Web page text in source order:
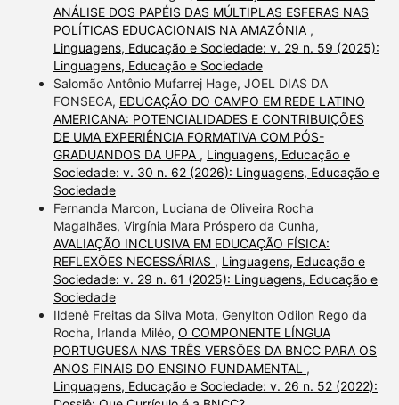
ANÁLISE DOS PAPÉIS DAS MÚLTIPLAS ESFERAS NAS
POLÍTICAS EDUCACIONAIS NA AMAZÔNIA ,
Linguagens, Educação e Sociedade: v. 29 n. 59 (2025):
Linguagens, Educação e Sociedade
Salomão Antônio Mufarrej Hage, JOEL DIAS DA
FONSECA, EDUCAÇÃO DO CAMPO EM REDE LATINO
AMERICANA: POTENCIALIDADES E CONTRIBUIÇÕES
DE UMA EXPERIÊNCIA FORMATIVA COM PÓS-
GRADUANDOS DA UFPA , Linguagens, Educação e
Sociedade: v. 30 n. 62 (2026): Linguagens, Educação e
Sociedade
Fernanda Marcon, Luciana de Oliveira Rocha
Magalhães, Virgínia Mara Próspero da Cunha,
AVALIAÇÃO INCLUSIVA EM EDUCAÇÃO FÍSICA:
REFLEXÕES NECESSÁRIAS , Linguagens, Educação e
Sociedade: v. 29 n. 61 (2025): Linguagens, Educação e
Sociedade
Ildenê Freitas da Silva Mota, Genylton Odilon Rego da
Rocha, Irlanda Miléo, O COMPONENTE LÍNGUA
PORTUGUESA NAS TRÊS VERSÕES DA BNCC PARA OS
ANOS FINAIS DO ENSINO FUNDAMENTAL ,
Linguagens, Educação e Sociedade: v. 26 n. 52 (2022):